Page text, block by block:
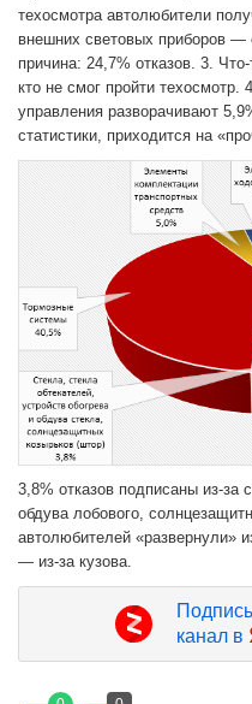
техосмотра автолюбители
внешних световых приборов —
причина: 24,7% отказов. 3.
кто не смог пройти техосмотр.
управления разворачивают
статистики, приходится на
3,8% отказов подписаны из-за
обдува лобового,
автолюбителей «развернули»
— из-за кузова.
канал в